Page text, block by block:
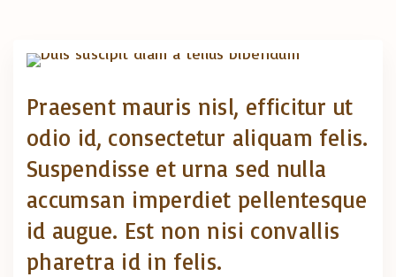
Praesent mauris nisl, efficitur ut
odio id, consectetur aliquam felis.
Suspendisse et urna sed nulla
accumsan imperdiet pellentesque
id augue. Est non nisi convallis
pharetra id in felis.